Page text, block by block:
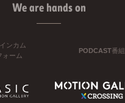
We are hands on
ンカム
ォーム
PODCAST番組